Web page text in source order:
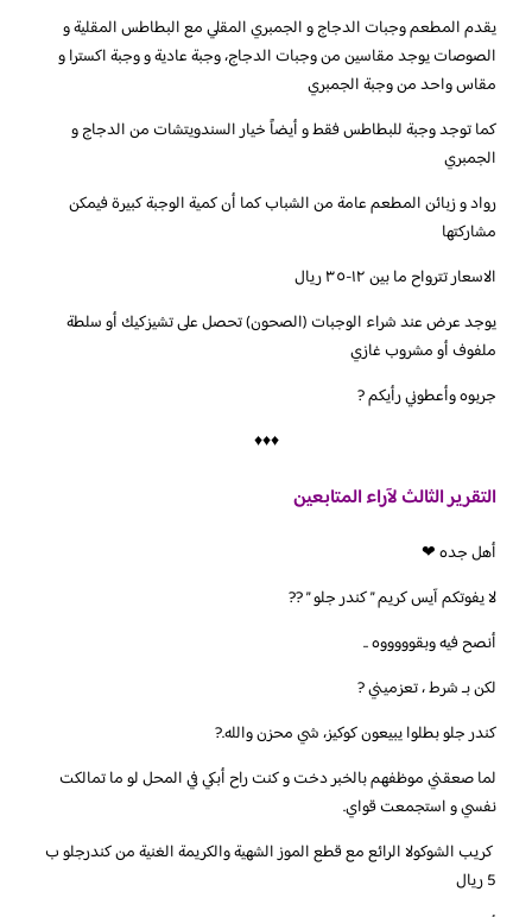
يقدم المطعم وجبات الدجاج و الجمبري المقلي مع البطاطس المقلية و
الصوصات يوجد مقاسين من وجبات الدجاج، وجبة عادية و وجبة اكسترا و
مقاس واحد من وجبة الجمبري
كما توجد وجبة للبطاطس فقط و أيضاً خيار السندويتشات من الدجاج و
الجمبري
رواد و زبائن المطعم عامة من الشباب كما أن كمية الوجبة كبيرة فيمكن
مشاركتها
الاسعار تترواح ما بين ١٢-٣٥ ريال
يوجد عرض عند شراء الوجبات (الصحون) تحصل على تشيزكيك أو سلطة
ملفوف أو مشروب غازي
جربوه وأعطوني رأيكم ?
♦♦♦
التقرير الثالث لآراء المتابعين
‏أهل جده ❤
لا يفوتكم آيس كريم ” كندر جلو ” ??
أنصح فيه وبقوووووه ..
لكن بـ شرط ، تعزميني ?
‏كندر جلو بطلوا يبيعون كوكيز، شي محزن والله.?
‏لما صعقني موظفهم بالخبر دخت و كنت راح أبكي في المحل لو ما تمالكت
نفسي و استجمعت قواي.
‏‎ كريب الشوكولا الرائع مع قطع الموز الشهية والكريمة الغنية من كندرجلو ب
5 ريال